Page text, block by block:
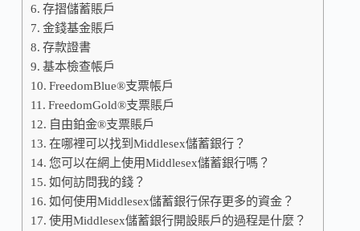
存摺儲蓄賬戶
金錢基金賬戶
存款證書
基本檢查帳戶
FreedomBlue®支票帳戶
FreedomGold®支票賬戶
自由鉑金®支票賬戶
在哪裡可以找到Middlesex儲蓄銀行？
您可以在網上使用Middlesex儲蓄銀行嗎？
如何訪問我的錢？
如何使用Middlesex儲蓄銀行保存更多的資金？
使用Middlesex儲蓄銀行開設賬戶的過程是什麼？